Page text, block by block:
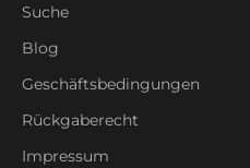
Suche
Blog
Geschäftsbedingungen
Rückgaberecht
Impressum